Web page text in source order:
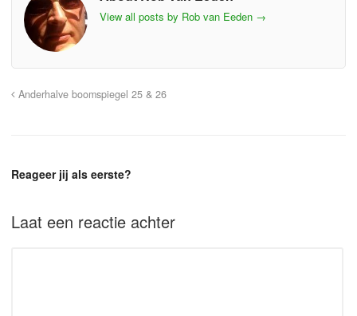
View all posts by Rob van Eeden →
Anderhalve boomspiegel 25 & 26
Reageer jij als eerste?
Laat een reactie achter